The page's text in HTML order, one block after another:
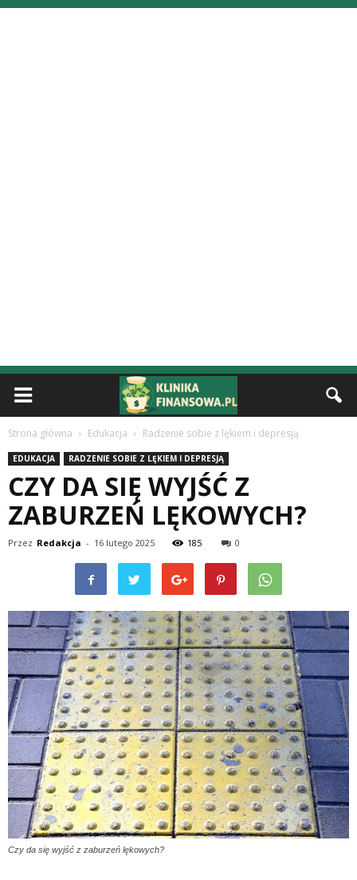
Strona główna Edukacja Radzenie sobie z lękiem i depresją
EDUKACJA RADZENIE SOBIE Z LĘKIEM I DEPRESJĄ
CZY DA SIĘ WYJŚĆ Z
ZABURZEŃ LĘKOWYCH?
Przez Redakcja - 16 lutego 2025 185 0
Czy da się wyjść z zaburzeń lękowych?